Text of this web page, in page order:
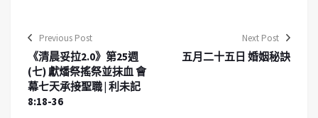
Previous Post
《清晨妥拉2.0》第25週
(七) 獻燔祭搖祭並抹血 會
幕七天承接聖職 | 利未記
8:18-36
Next Post
五月二十五日 婚姻秘訣